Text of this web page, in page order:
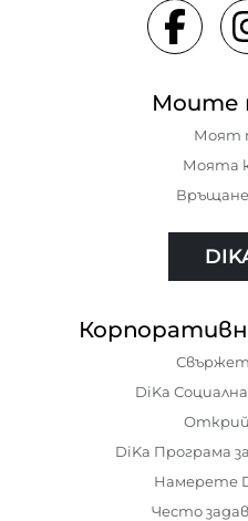
Моите
Моят
Моята
Връщане
DiKa
DiKa Програма
Намерете
Често